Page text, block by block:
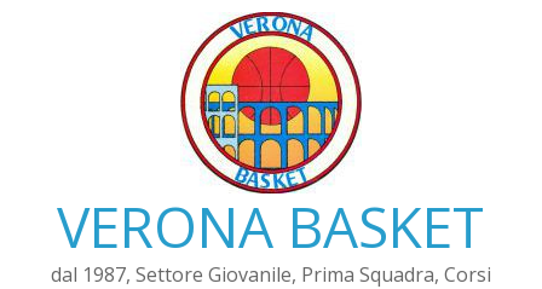
VERONA BASKET
dal 1987, Settore Giovanile, Prima Squadra, Corsi